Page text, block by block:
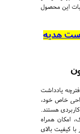
این محصول
هدیه
یادداشت
خاص خود،
هستند.
امکان همراه
کیفیت بالای